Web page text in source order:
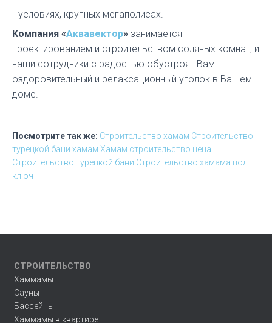
условиях, крупных мегаполисах.
Компания «Аквавектор» занимается
проектированием и строительством соляных комнат, и
наши сотрудники с радостью обустроят Вам
оздоровительный и релаксационный уголок в Вашем
доме.
Посмотрите так же: Строительство хамам Строительство
турецкой бани хамам Хамам строительство цена
Строительство турецкой бани Строительство хамама под
ключ
СТРОИТЕЛЬСТВО
Хаммамы
Сауны
Бассейны
Хаммамы в квартире